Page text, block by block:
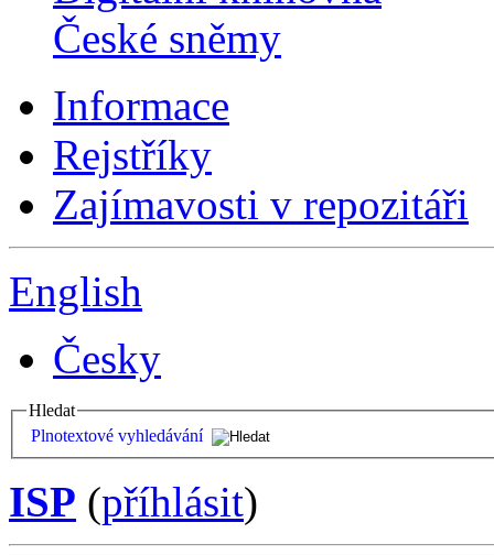
České sněmy
Informace
Rejstříky
Zajímavosti v repozitáři
English
Česky
Hledat
Plnotextové vyhledávání
ISP (příhlásit)